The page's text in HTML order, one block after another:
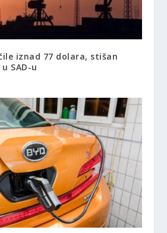
iznad 77 dolara, stišan
SAD-u